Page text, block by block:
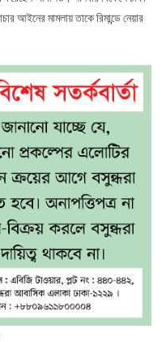
আইনের মামলায় তাকে রিমান্ডে নেয়ার